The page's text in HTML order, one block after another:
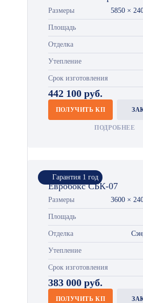
Размеры 5850 ×
Площадь
Отделка
Утепление
Срок изготовления
442 100 руб.
ПОЛУЧИТЬ КП
ПОДРОБНЕЕ
Гарантия 1 год
Евробокс СБК-07
Размеры 3600 ×
Площадь
Отделка
Утепление
Срок изготовления
383 000 руб.
ПОЛУЧИТЬ КП